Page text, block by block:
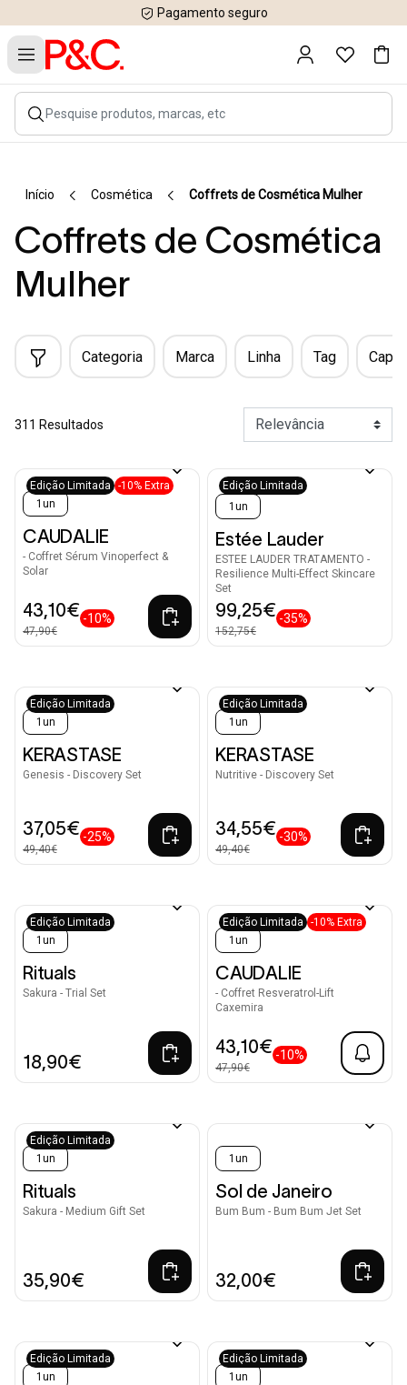
Pagamento seguro
Início Cosmética Coffrets de Cosmética Mulher
Coffrets de Cosmética
Mulher
Categoria Marca Linha Tag
311 Resultados
Edição Limitada
-10% Extra
1un
CAUDALIE
- Coffret Sérum Vinoperfect &
Solar
43,10€
47,90€
-10%
Edição Limitada
1un
Estée Lauder
ESTEE LAUDER TRATAMENTO -
Resilience Multi-Effect Skincare
Set
99,25€
152,75€
-35%
Edição Limitada
1un
KERASTASE
Genesis - Discovery Set
37,05€
49,40€
-25%
Edição Limitada
1un
KERASTASE
Nutritive - Discovery Set
34,55€
49,40€
-30%
Edição Limitada
1un
Rituals
Sakura - Trial Set
18,90€
Edição Limitada
-10% Extra
1un
CAUDALIE
- Coffret Resveratrol-Lift
Caxemira
43,10€
47,90€
-10%
Edição Limitada
1un
Rituals
Sakura - Medium Gift Set
35,90€
1un
Sol de Janeiro
Bum Bum - Bum Bum Jet Set
32,00€
Edição Limitada
1un
Edição Limitada
1un